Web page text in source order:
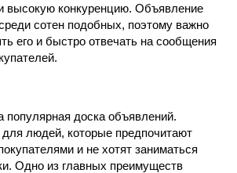
высокую конкуренцию. Объявление
сотен подобных, поэтому важно
его и быстро отвечать на сообщения
доска объявлений.
людей, которые предпочитают
и не хотят заниматься
Одно из главных преимуществ